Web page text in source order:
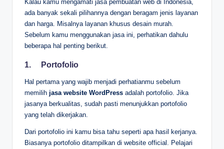
Kalau kamu mengamati jasa pembuatan web di Indonesia,
ada banyak sekali pilihannya dengan beragam jenis layanan
dan harga. Misalnya layanan khusus desain murah.
Sebelum kamu menggunakan jasa ini, perhatikan dahulu
beberapa hal penting berikut.
1. Portofolio
Hal pertama yang wajib menjadi perhatianmu sebelum
memilih jasa website WordPress adalah portofolio. Jika
jasanya berkualitas, sudah pasti menunjukkan portofolio
yang telah dikerjakan.
Dari portofolio ini kamu bisa tahu seperti apa hasil kerjanya.
Biasanya portofolio ditampilkan di website official. Pelajari